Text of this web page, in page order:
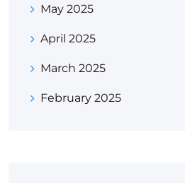
May 2025
April 2025
March 2025
February 2025